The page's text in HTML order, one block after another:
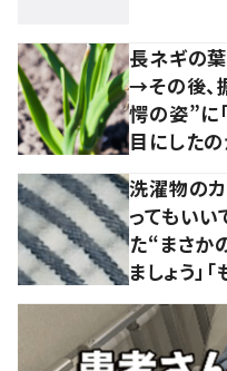
長ネギの
→その後、
愕の姿”に
目にしたの
洗濯物の
ってもいい
た“まさか
ましょう」「